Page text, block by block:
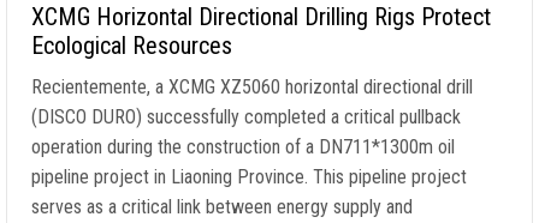
XCMG Horizontal Directional Drilling Rigs Protect
Ecological Resources
Recientemente, a XCMG XZ5060 horizontal directional drill
(DISCO DURO) successfully completed a critical pullback
operation during the construction of a DN711*1300m oil
pipeline project in Liaoning Province. This pipeline project
serves as a critical link between energy supply and